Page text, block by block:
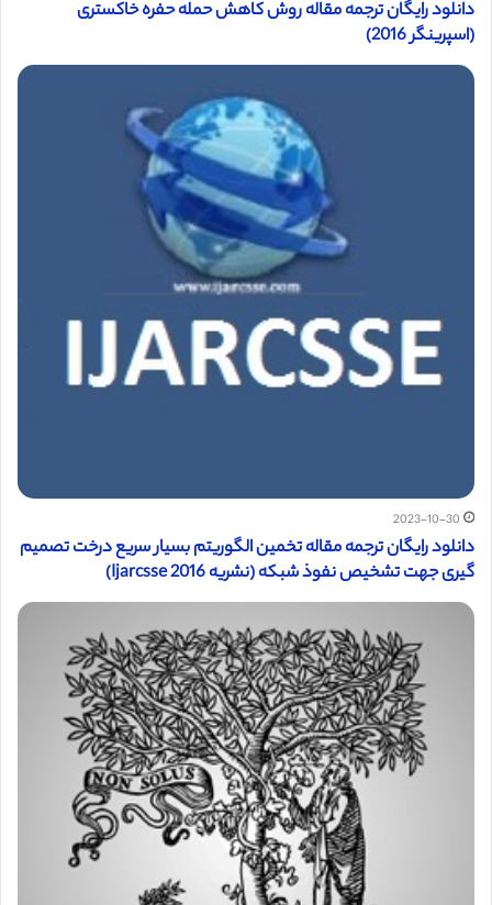
دانلود رایگان ترجمه مقاله روش کاهش حمله حفره خاکستری
(اسپرینگر 2016)
2023-10-30
دانلود رایگان ترجمه مقاله تخمین الگوریتم بسیار سریع درخت تصمیم
گیری جهت تشخیص نفوذ شبکه (نشریه Ijarcsse 2016)